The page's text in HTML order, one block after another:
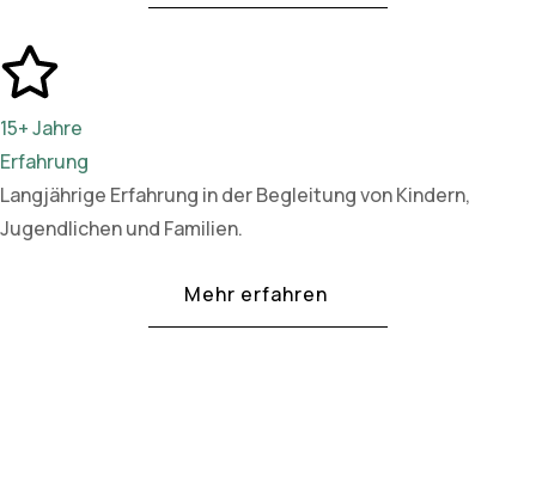
15+ Jahre
Erfahrung
Langjährige Erfahrung in der Begleitung von Kindern,
Jugendlichen und Familien.
Mehr erfahren